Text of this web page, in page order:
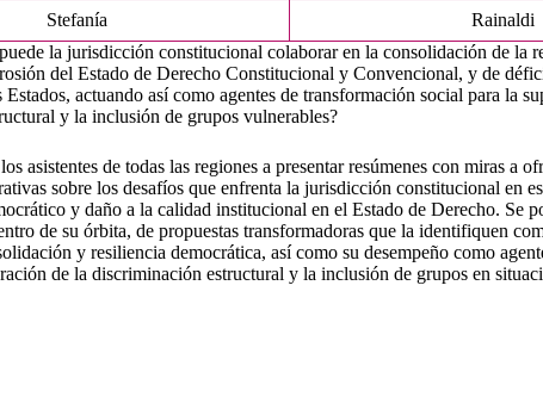
Stefanía
Rainaldi
la jurisdicción constitucional colaborar en la consolidación de la
del Estado de Derecho Constitucional y Convencional, y de
actuando así como agentes de transformación social para la
y la inclusión de grupos vulnerables?
asistentes de todas las regiones a presentar resúmenes con miras a
sobre los desafíos que enfrenta la jurisdicción constitucional en
y daño a la calidad institucional en el Estado de Derecho. Se
de su órbita, de propuestas transformadoras que la identifiquen
y resiliencia democrática, así como su desempeño como
de la discriminación estructural y la inclusión de grupos en